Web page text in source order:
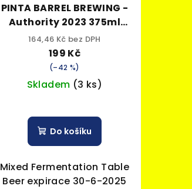
PINTA BARREL BREWING -
Authority 2023 375ml
sklo 7,5% alk.
164,46 Kč bez DPH
199 Kč
(–42 %)
Skladem (3 ks)
Do košíku
Mixed Fermentation Table
Beer expirace 30-6-2025